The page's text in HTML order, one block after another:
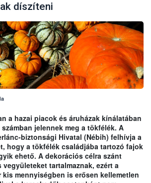
díszíteni
a hazai piacok és áruházak kínálatában
jelennek meg a tökfélék. A
biztonsági Hivatal (Nébih) felhívja a
hogy a tökfélék családjába tartozó fajok
ehető. A dekorációs célra szánt
tartalmaznak, ezért a
kis mennyiségben is erősen kellemetlen